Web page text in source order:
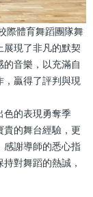
際體育舞蹈團隊舞
展現了非凡的默契
音樂，以充滿自
，贏得了評判與現
色的表現勇奪季
貴的舞台經驗，更
感謝導師的悉心指
對舞蹈的熱誠，